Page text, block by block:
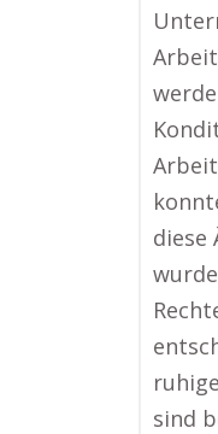
diese
sind